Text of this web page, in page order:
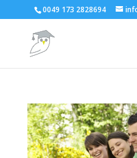
0049 173 2828694